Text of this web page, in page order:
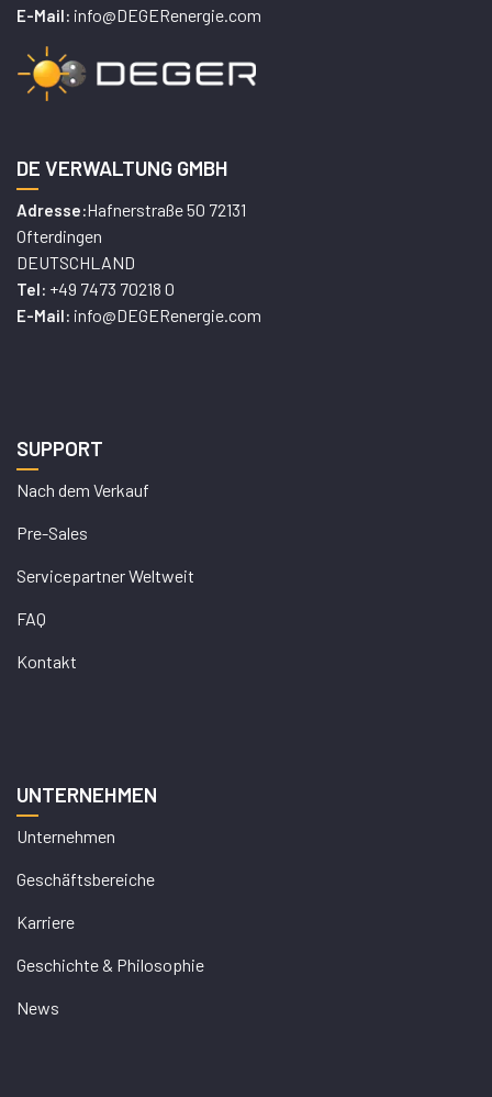
E-Mail: info@DEGERenergie.com
DE VERWALTUNG GMBH
Adresse:Hafnerstraße 50 72131
Ofterdingen
DEUTSCHLAND
Tel: +49 7473 70218 0
E-Mail: info@DEGERenergie.com
SUPPORT
Nach dem Verkauf
Pre-Sales
Servicepartner Weltweit
FAQ
Kontakt
UNTERNEHMEN
Unternehmen
Geschäftsbereiche
Karriere
Geschichte & Philosophie
News